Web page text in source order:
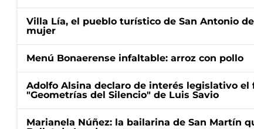
Villa Lía, el pueblo turístico de San Antonio
mujer
Menú Bonaerense infaltable: arroz con pollo
Adolfo Alsina declaro de interés legislativo
"Geometrías del Silencio" de Luis Savio
Marianela Núñez: la bailarina de San Martín